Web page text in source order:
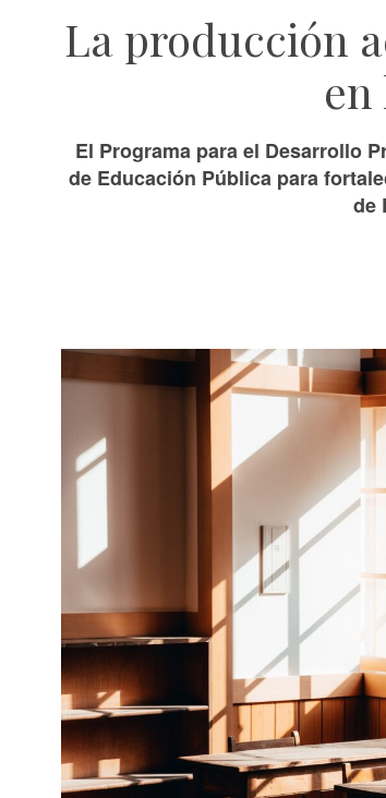
La producción
El Programa para el Desarrollo
de Educación Pública para
de